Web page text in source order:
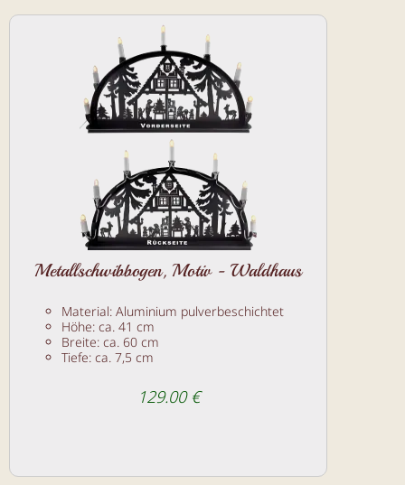
Metallschwibbogen, Motiv - Waldhaus
Material: Aluminium pulverbeschichtet
Höhe: ca. 41 cm
Breite: ca. 60 cm
Tiefe: ca. 7,5 cm
129.00 €